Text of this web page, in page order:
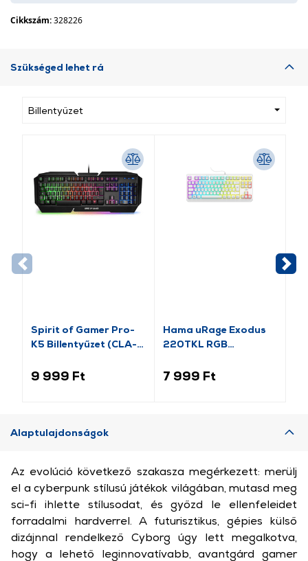
Cikkszám:328226
Szükséged lehet rá
Billentyűzet
Spirit of Gamer Pro-
K5 Billentyűzet (CLA-
9 999 Ft
Hama uRage Exodus
220TKL RGB
(217819)
7 999 Ft
Alaptulajdonságok
Az evolúció következő szakasza megérkezett: merülj
el a cyberpunk stílusú játékok világában, mutasd meg
sci-fi ihlette stílusodat, és győzd le ellenfeleidet
forradalmi hardverrel. A futurisztikus, gépies külső
dizájnnal rendelkező Cyborg úgy lett megalkotva,
hogy a lehető leginnovatívabb, avantgárd gamer